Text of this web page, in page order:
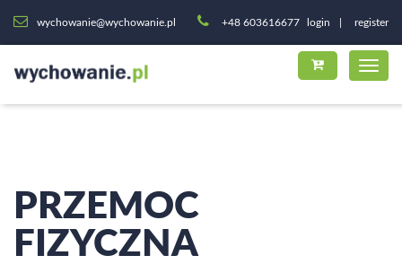
wychowanie@wychowanie.pl +48 603616677 login register
PRZEMOC
FIZYCZNA